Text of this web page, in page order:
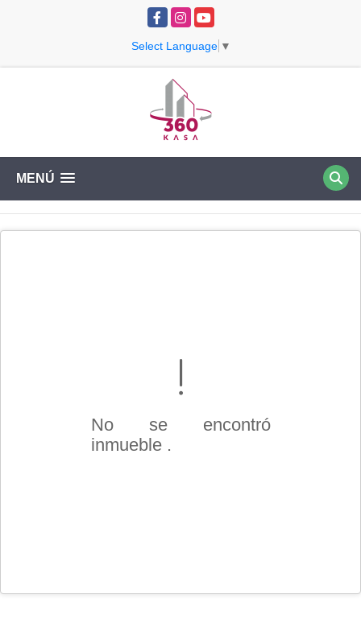
Facebook
InstagramYouTube
Select Language ▼
MENÚ
No se encontró
inmueble .